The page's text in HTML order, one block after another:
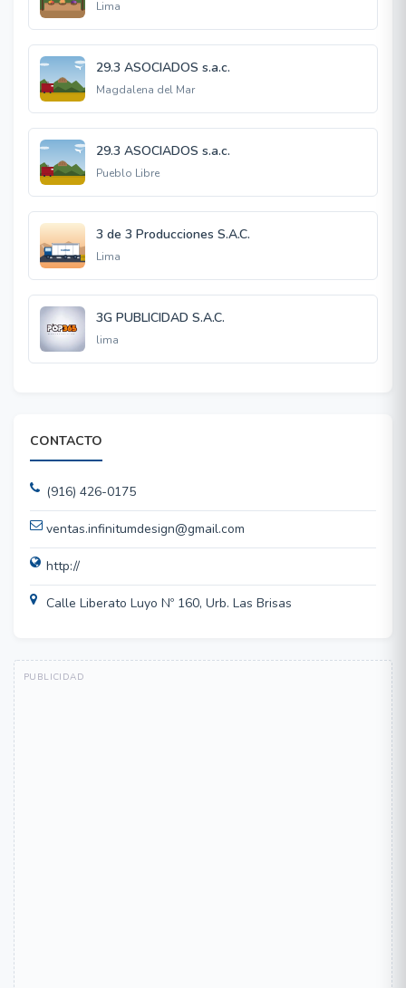
Lima
29.3 ASOCIADOS s.a.c.
Magdalena del Mar
29.3 ASOCIADOS s.a.c.
Pueblo Libre
3 de 3 Producciones S.A.C.
Lima
3G PUBLICIDAD S.A.C.
lima
CONTACTO
(916) 426-0175
ventas.infinitumdesign@gmail.com
http://
Calle Liberato Luyo Nº 160, Urb. Las Brisas